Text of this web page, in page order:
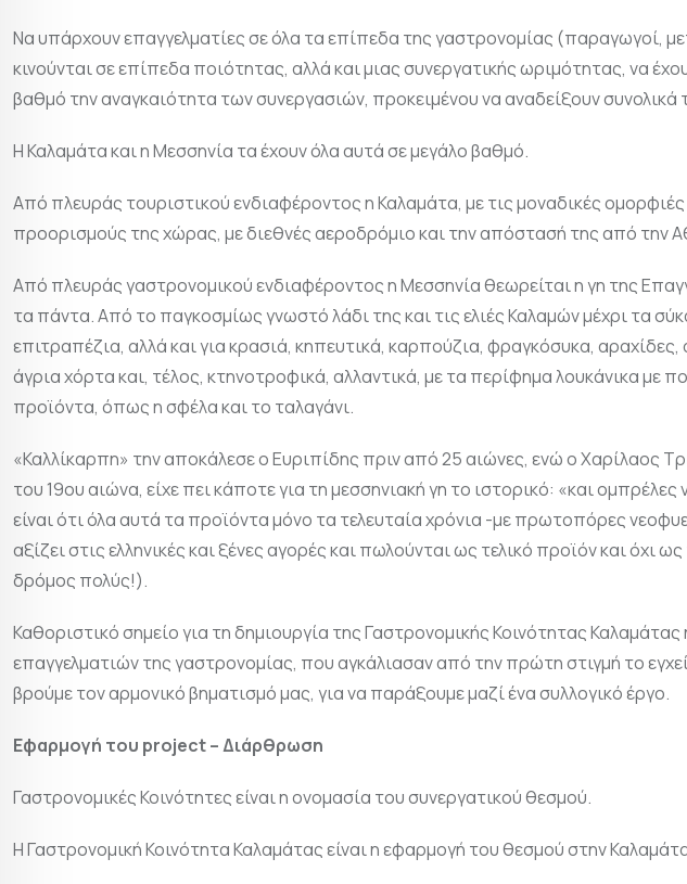
Να υπάρχουν επαγγελματίες σε όλα τα επίπεδα της γαστρονομίας (παραγωγοί,
κινούνται σε επίπεδα ποιότητας, αλλά και μιας συνεργατικής ωριμότητας, να
βαθμό την αναγκαιότητα των συνεργασιών, προκειμένου να αναδείξουν
Η Καλαμάτα και η Μεσσηνία τα έχουν όλα αυτά σε μεγάλο βαθμό.
Από πλευράς τουριστικού ενδιαφέροντος η Καλαμάτα, με τις μοναδικές
προορισμούς της χώρας, με διεθνές αεροδρόμιο και την απόστασή της από την
Από πλευράς γαστρονομικού ενδιαφέροντος η Μεσσηνία θεωρείται η γη της
τα πάντα. Από το παγκοσμίως γνωστό λάδι της και τις ελιές Καλαμών μέχρι τα
επιτραπέζια, αλλά και για κρασιά, κηπευτικά, καρπούζια, φραγκόσυκα,
άγρια χόρτα και, τέλος, κτηνοτροφικά, αλλαντικά, με τα περίφημα λουκάνικα με
προϊόντα, όπως η σφέλα και το ταλαγάνι.
«Καλλίκαρπη» την αποκάλεσε ο Ευριπίδης πριν από 25 αιώνες, ενώ ο Χαρίλαος
του 19ου αιώνα, είχε πει κάποτε για τη μεσσηνιακή γη το ιστορικό: «και
είναι ότι όλα αυτά τα προϊόντα μόνο τα τελευταία χρόνια -με πρωτοπόρες
αξίζει στις ελληνικές και ξένες αγορές και πωλούνται ως τελικό προϊόν και όχι
δρόμος πολύς!).
Καθοριστικό σημείο για τη δημιουργία της Γαστρονομικής Κοινότητας
επαγγελματιών της γαστρονομίας, που αγκάλιασαν από την πρώτη στιγμή το
βρούμε τον αρμονικό βηματισμό μας, για να παράξουμε μαζί ένα συλλογικό έργο.
Εφαρμογή του project– Διάρθρωση
Γαστρονομικές Κοινότητες είναι η ονομασία του συνεργατικού θεσμού.
Η Γαστρονομική Κοινότητα Καλαμάτας είναι η εφαρμογή του θεσμού στην